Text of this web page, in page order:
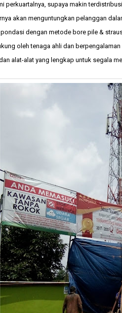
perkuartalnya, supaya makin
akan menguntungkan pelanggan
dengan metode bore pile &
oleh tenaga ahli dan
alat-alat yang lengkap untuk segala